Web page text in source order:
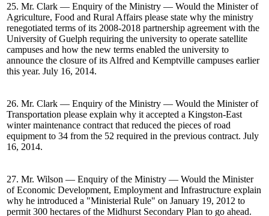
25. Mr. Clark — Enquiry of the Ministry — Would the Minister of
Agriculture, Food and Rural Affairs please state why the ministry
renegotiated terms of its 2008-2018 partnership agreement with the
University of Guelph requiring the university to operate satellite
campuses and how the new terms enabled the university to
announce the closure of its Alfred and Kemptville campuses earlier
this year. July 16, 2014.
26. Mr. Clark — Enquiry of the Ministry — Would the Minister of
Transportation please explain why it accepted a Kingston-East
winter maintenance contract that reduced the pieces of road
equipment to 34 from the 52 required in the previous contract. July
16, 2014.
27. Mr. Wilson — Enquiry of the Ministry — Would the Minister
of Economic Development, Employment and Infrastructure explain
why he introduced a "Ministerial Rule" on January 19, 2012 to
permit 300 hectares of the Midhurst Secondary Plan to go ahead.